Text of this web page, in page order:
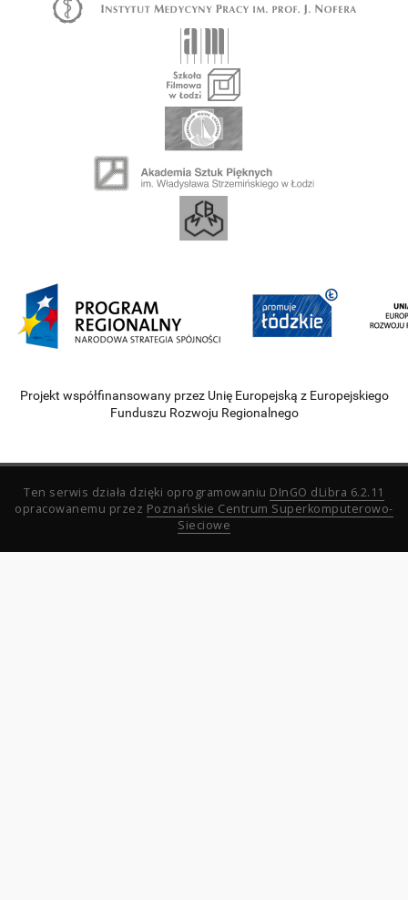
Projekt współfinansowany przez Unię Europejską z Europejskiego
Funduszu Rozwoju Regionalnego
Ten serwis działa dzięki oprogramowaniu DInGO dLibra 6.2.11
opracowanemu przez Poznańskie Centrum Superkomputerowo-
Sieciowe